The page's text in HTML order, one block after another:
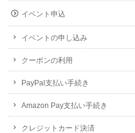
イベント申込
イベントの申し込み
クーポンの利用
PayPal支払い手続き
Amazon Pay支払い手続き
クレジットカード決済